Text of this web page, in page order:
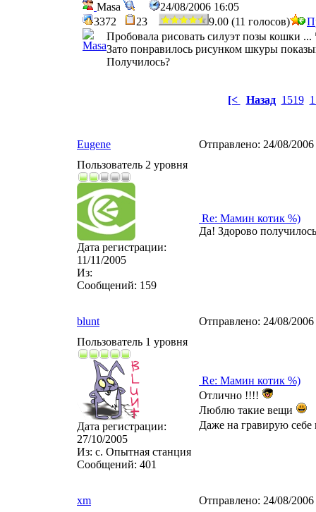
Masa
24/08/2006 16:05
3372
23 9.00 (11 голосов)
Пробовала рисовать силуэт позы кошки ...
Зато понравилось рисунком шкуры
Получилось?
[< Назад 1519
Eugene Отправлено: 24/08/
Пользователь 2 уровня
Дата регистрации:
11/11/2005
Из:
Сообщений: 159
Re: Мамин котик %)
Да! Здорово
blunt Отправлено: 24/08/
Пользователь 1 уровня
Дата регистрации:
27/10/2005
Из: с. Опытная станция
Сообщений: 401
Re: Мамин котик %)
Отлично !!!!
Люблю такие вещи
Даже на гравирую себе
xm Отправлено: 24/08/